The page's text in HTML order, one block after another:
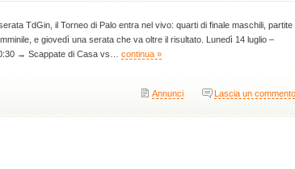
TdGin, il Torneo di Palo entra nel vivo: quarti di finale maschili, partite
e giovedì una serata che va oltre il risultato. Lunedì 14 luglio –
→ Scappate di Casa vs… continua »
Annunci Lascia un